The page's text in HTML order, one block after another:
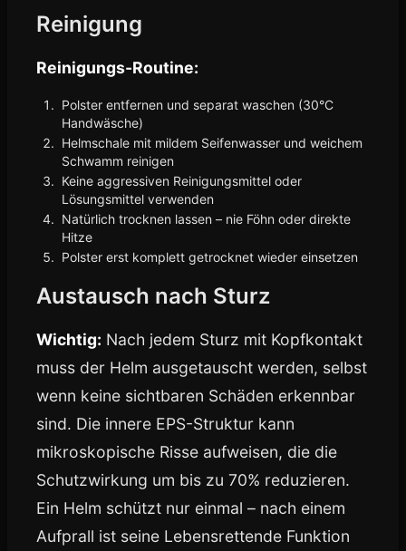
Reinigung
Reinigungs-Routine:
Polster entfernen und separat waschen (30°C
Handwäsche)
Helmschale mit mildem Seifenwasser und weichem
Schwamm reinigen
Keine aggressiven Reinigungsmittel oder
Lösungsmittel verwenden
Natürlich trocknen lassen – nie Föhn oder direkte
Hitze
Polster erst komplett getrocknet wieder einsetzen
Austausch nach Sturz
Wichtig: Nach jedem Sturz mit Kopfkontakt
muss der Helm ausgetauscht werden, selbst
wenn keine sichtbaren Schäden erkennbar
sind. Die innere EPS-Struktur kann
mikroskopische Risse aufweisen, die die
Schutzwirkung um bis zu 70% reduzieren.
Ein Helm schützt nur einmal – nach einem
Aufprall ist seine Lebensrettende Funktion